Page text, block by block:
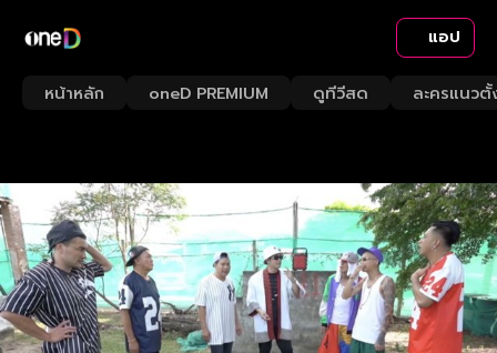
แอป
หน้าหลัก oneD PREMIUM ดูทีวีสด ละครแนวตั้